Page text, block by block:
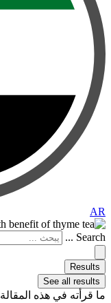
AR
Search ...
Results
See all results
ما قرأته في هذه المقالة